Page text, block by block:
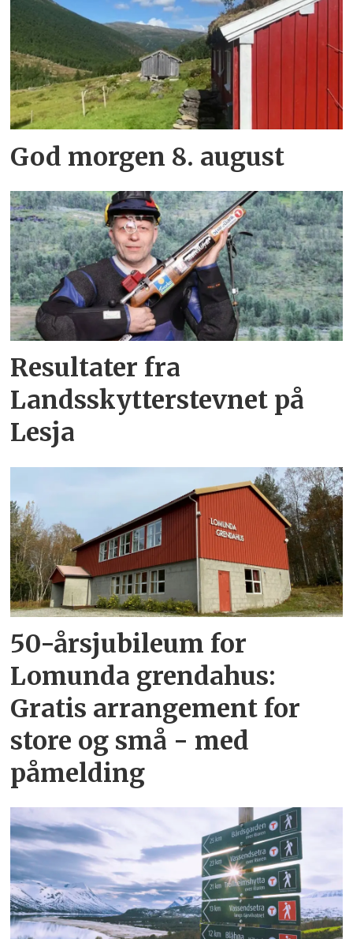
God morgen 8. august
Resultater fra
Landsskytterstevnet på
Lesja
50-årsjubileum for
Lomunda grendahus:
Gratis arrangement for
store og små - med
påmelding